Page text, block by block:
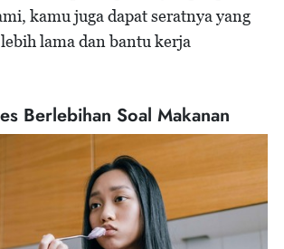
kamu juga dapat seratnya yang
lama dan bantu kerja
Berlebihan Soal Makanan